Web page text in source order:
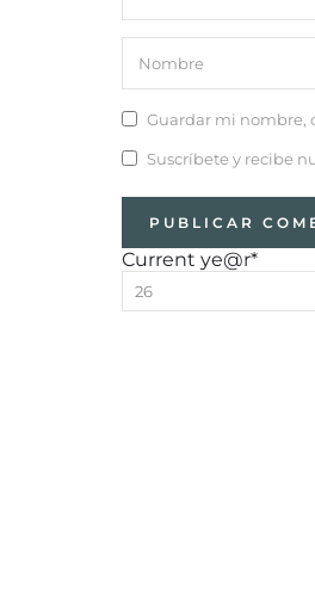
Guardar mi nombre,
Suscríbete y recibe
Current ye@r*